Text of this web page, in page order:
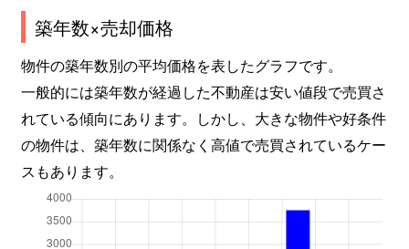
築年数×売却価格
物件の築年数別の平均価格を表したグラフです。
一般的には築年数が経過した不動産は安い値段で売買さ
れている傾向にあります。しかし、大きな物件や好条件
の物件は、築年数に関係なく高値で売買されているケー
スもあります。